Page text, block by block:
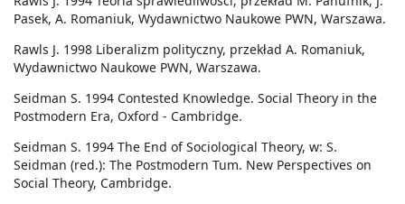
Pasek, A. Romaniuk, Wydawnictwo Naukowe PWN, Warszawa.
Rawls J. 1998 Liberalizm polityczny, przekład A. Romaniuk,
Wydawnictwo Naukowe PWN, Warszawa.
Seidman S. 1994 Contested Knowledge. Social Theory in the
Postmodern Era, Oxford - Cambridge.
Seidman S. 1994 The End of Sociological Theory, w: S.
Seidman (red.): The Postmodern Tum. New Perspectives on
Social Theory, Cambridge.